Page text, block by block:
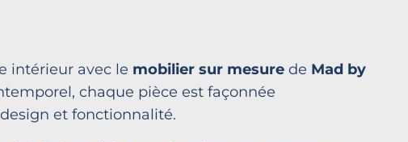
intérieur avec le mobilier sur mesurede Mad by
chaque pièce est façonnée
et fonctionnalité.